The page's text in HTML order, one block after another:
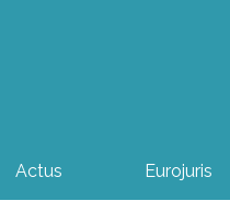
Actus Eurojuris